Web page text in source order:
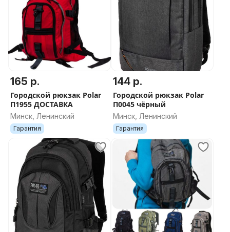
165 р.
Городской рюкзак Polar
П1955 ДОСТАВКА
Минск, Ленинский
Гарантия
144 р.
Городской рюкзак Polar
П0045 чёрный
Минск, Ленинский
Гарантия